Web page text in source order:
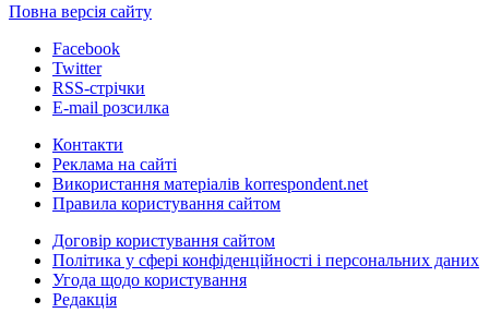
Повна версія сайту
Facebook
Twitter
RSS-стрічки
E-mail розсилка
Контакти
Реклама на сайті
Використання матеріалів korrespondent.net
Правила користування сайтом
Договір користування сайтом
Політика у сфері конфіденційності і персональних даних
Угода щодо користування
Редакція